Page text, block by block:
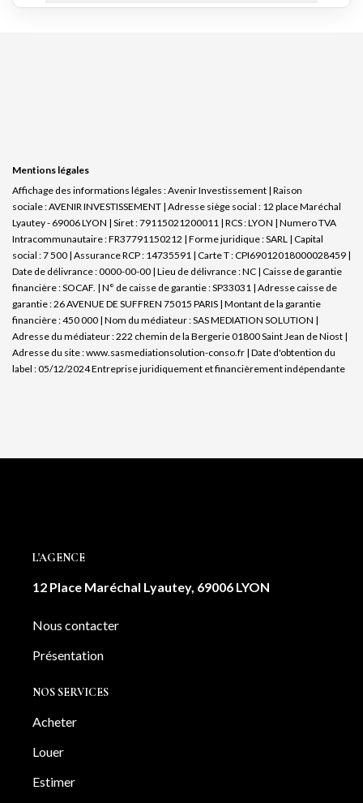
Mentions légales
Affichage des informations légales : Avenir Investissement | Raison
sociale : AVENIR INVESTISSEMENT | Adresse siège social : 12 place Maréchal
Lyautey - 69006 LYON | Siret : 79115021200011 | RCS : LYON | Numero TVA
Intracommunautaire : FR37791150212 | Forme juridique : SARL | Capital
social : 7 500 | Assurance RCP : 14735591 | Carte T : CPI69012018000028459 |
Date de délivrance : 0000-00-00 | Lieu de délivrance : NC | Caisse de garantie
financière : SOCAF. | N° de caisse de garantie : SP33031 | Adresse caisse de
garantie : 26 AVENUE DE SUFFREN 75015 PARIS | Montant de la garantie
financière : 450 000 | Nom du médiateur : SAS MEDIATION SOLUTION |
Adresse du médiateur : 222 chemin de la Bergerie 01800 Saint Jean de Niost |
Adresse du site :www.sasmediationsolution-conso.fr | Date d'obtention du
label : 05/12/2024Entreprise juridiquement et financièrement indépendante
L'AGENCE
12 Place Maréchal Lyautey, 69006 LYON
Nous contacter
Présentation
NOS SERVICES
Acheter
Louer
Estimer